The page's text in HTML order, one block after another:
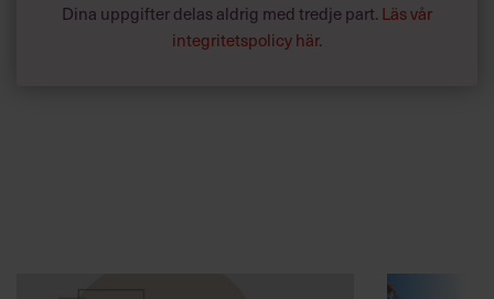
Dina uppgifter delas aldrig med tredje part. Läs vår
integritetspolicy här.